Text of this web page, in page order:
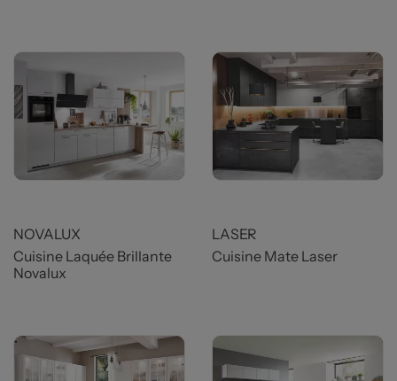
NOVALUX
Cuisine Laquée Brillante
Novalux
LASER
Cuisine Mate Laser